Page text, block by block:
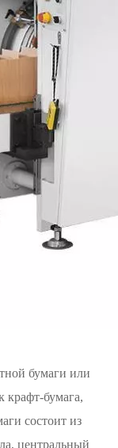
бумаги или
крафт-бумага,
состоит из
центральный